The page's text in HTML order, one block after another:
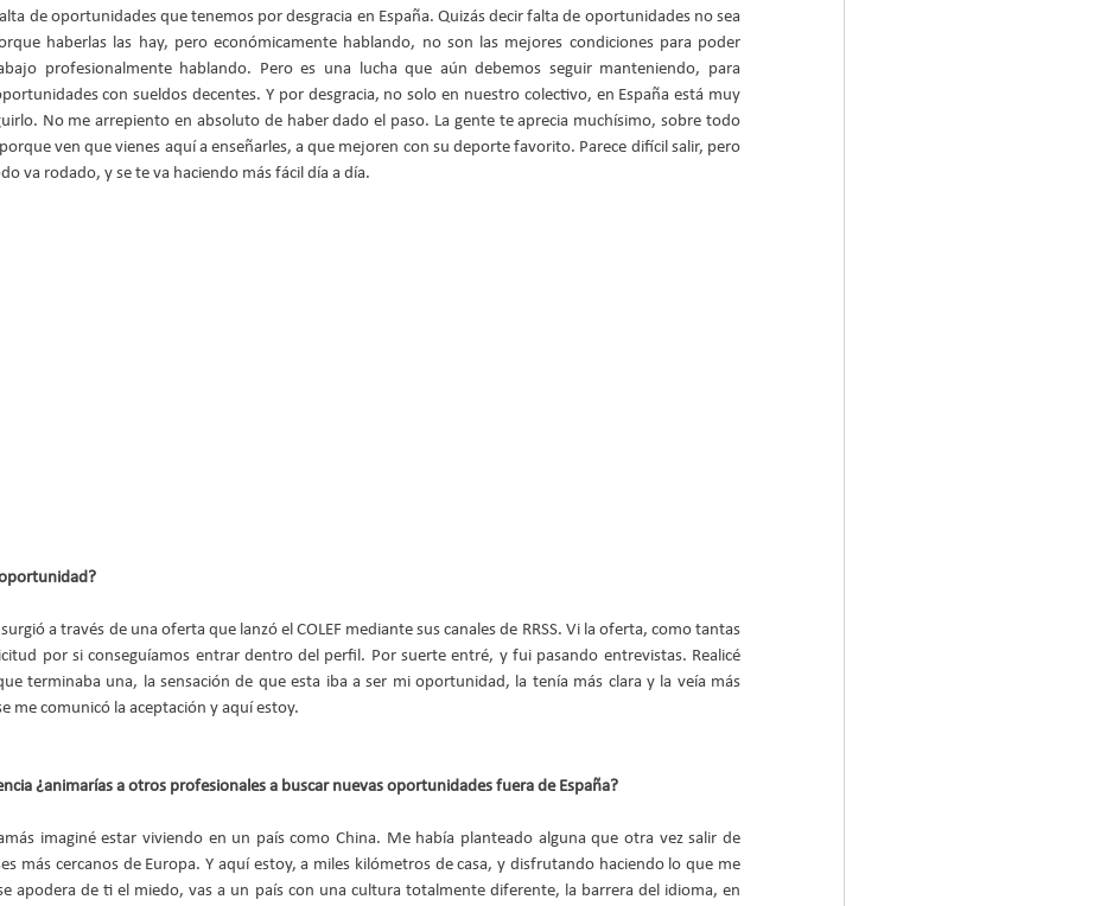
de oportunidades que tenemos por desgracia en España. Quizás decir falta de oportunidades no sea
haberlas las hay, pero económicamente hablando, no son las mejores condiciones para poder
profesionalmente hablando. Pero es una lucha que aún debemos seguir manteniendo, para
con sueldos decentes. Y por desgracia, no solo en nuestro colectivo, en España está muy
No me arrepiento en absoluto de haber dado el paso. La gente te aprecia muchísimo, sobre todo
ven que vienes aquí a enseñarles, a que mejoren con su deporte favorito. Parece difícil salir, pero
va rodado, y se te va haciendo más fácil día a día.
a través de una oferta que lanzó el COLEF mediante sus canales de RRSS. Vi la oferta, como tantas
por si conseguíamos entrar dentro del perfil. Por suerte entré, y fui pasando entrevistas. Realicé
terminaba una, la sensación de que esta iba a ser mi oportunidad, la tenía más clara y la veía más
me comunicó la aceptación y aquí estoy.
¿animarías a otros profesionales a buscar nuevas oportunidades fuera de España?
imaginé estar viviendo en un país como China. Me había planteado alguna que otra vez salir de
más cercanos de Europa. Y aquí estoy, a miles kilómetros de casa, y disfrutando haciendo lo que me
apodera de ti el miedo, vas a un país con una cultura totalmente diferente, la barrera del idioma, en